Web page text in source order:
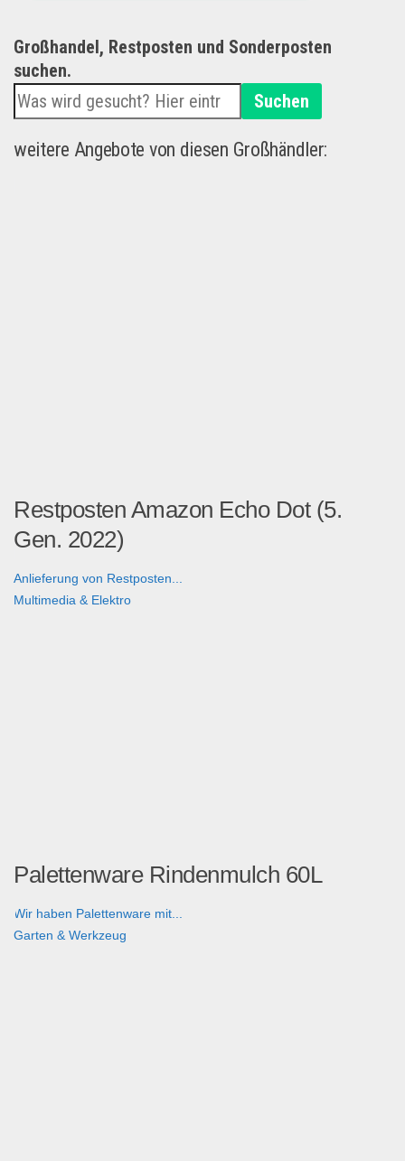
Großhandel, Restposten und Sonderposten
suchen.
Suchen
weitere Angebote von diesen Großhändler:
Restposten Amazon Echo Dot (5.
Gen. 2022)
Anlieferung von Restposten...
Multimedia & Elektro
Palettenware Rindenmulch 60L
Wir haben Palettenware mit...
Garten & Werkzeug